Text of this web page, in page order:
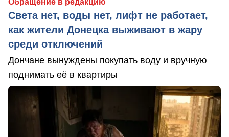
Обращение в редакцию
Света нет, воды нет, лифт не работает,
как жители Донецка выживают в жару
среди отключений
Дончане вынуждены покупать воду и вручную
поднимать её в квартиры